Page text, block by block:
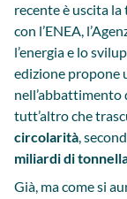
recente è uscita
con l’ENEA,
l’energia e lo
edizione propone
nell’abbattimento
tutt’altro che
circolarità,
miliardi di
Già, ma come si